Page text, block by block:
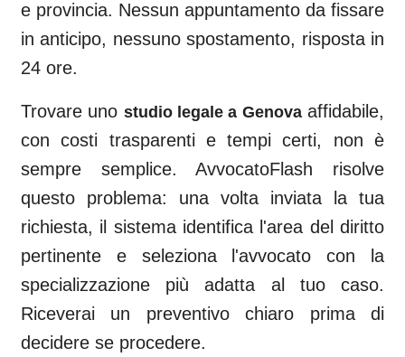
e provincia. Nessun appuntamento da fissare
in anticipo, nessuno spostamento, risposta in
24 ore.
Trovare uno studio legale a Genova affidabile,
con costi trasparenti e tempi certi, non è
sempre semplice. AvvocatoFlash risolve
questo problema: una volta inviata la tua
richiesta, il sistema identifica l'area del diritto
pertinente e seleziona l'avvocato con la
specializzazione più adatta al tuo caso.
Riceverai un preventivo chiaro prima di
decidere se procedere.